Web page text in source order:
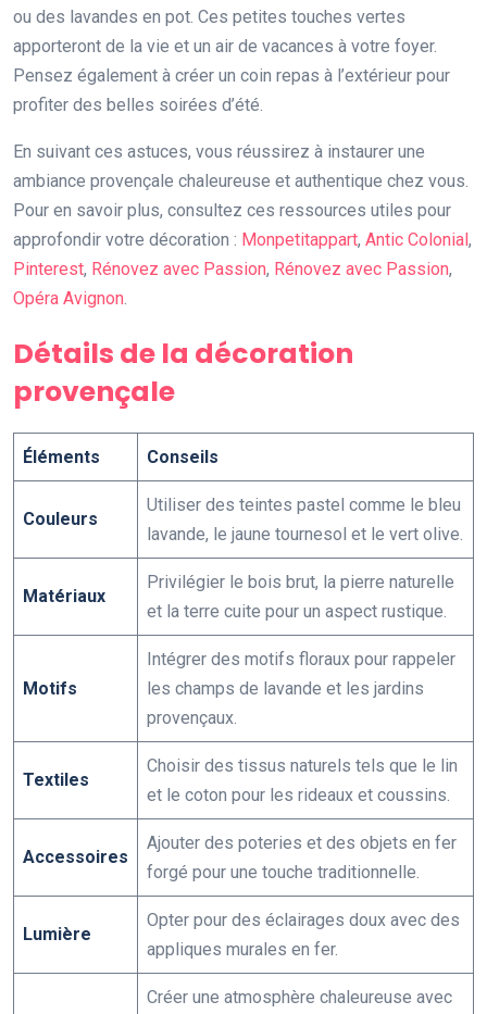
ou des lavandes en pot. Ces petites touches vertes
apporteront de la vie et un air de vacances à votre foyer.
Pensez également à créer un coin repas à l’extérieur pour
profiter des belles soirées d’été.
En suivant ces astuces, vous réussirez à instaurer une
ambiance provençale chaleureuse et authentique chez vous.
Pour en savoir plus, consultez ces ressources utiles pour
approfondir votre décoration : Monpetitappart, Antic Colonial,
Pinterest, Rénovez avec Passion, Rénovez avec Passion,
Opéra Avignon.
Détails de la décoration
provençale
Éléments Conseils
Couleurs
Utiliser des teintes pastel comme le bleu
lavande, le jaune tournesol et le vert olive.
Matériaux
Privilégier le bois brut, la pierre naturelle
et la terre cuite pour un aspect rustique.
Motifs
Intégrer des motifs floraux pour rappeler
les champs de lavande et les jardins
provençaux.
Textiles
Choisir des tissus naturels tels que le lin
et le coton pour les rideaux et coussins.
Accessoires
Ajouter des poteries et des objets en fer
forgé pour une touche traditionnelle.
Lumière
Opter pour des éclairages doux avec des
appliques murales en fer.
Créer une atmosphère chaleureuse avec